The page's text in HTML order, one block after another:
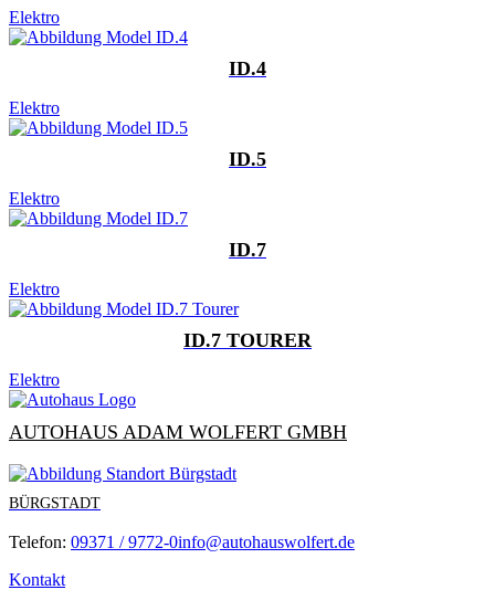
Elektro
ID.4
Elektro
ID.5
Elektro
ID.7
Elektro
ID.7 TOURER
Elektro
AUTOHAUS ADAM WOLFERT GMBH
BÜRGSTADT
Telefon: 09371 / 9772-0info@autohauswolfert.de
Kontakt